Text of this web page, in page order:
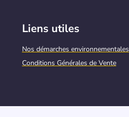
Liens utiles
Nos démarches environnementales
Conditions Générales de Vente